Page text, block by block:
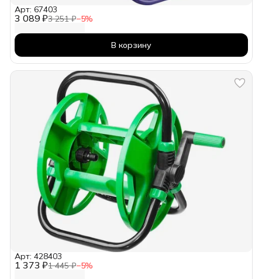
3 089 ₽3 251 ₽−5%
Арт: 67403
В корзину
1 373 ₽1 445 ₽−5%
Арт: 428403